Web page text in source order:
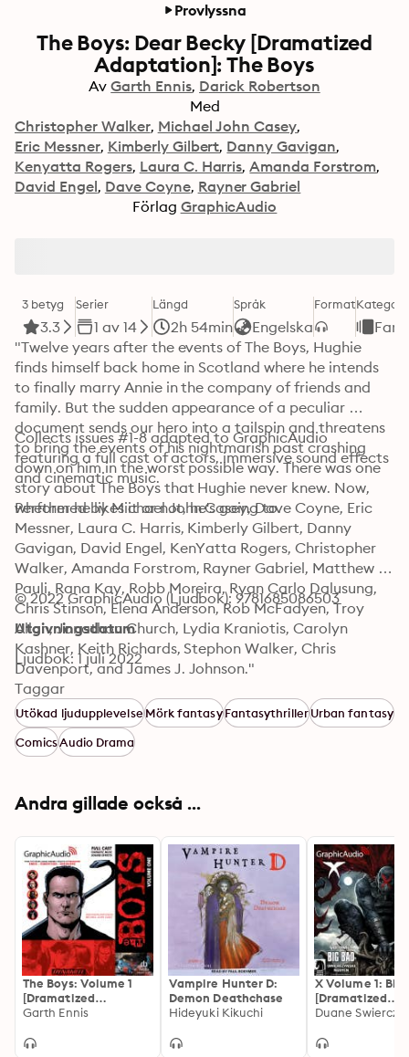
Provlyssna
The Boys: Dear Becky [Dramatized
Adaptation]: The Boys
Av Garth Ennis Darick Robertson
Med
Christopher Walker Michael John Casey
Eric Messner Kimberly Gilbert Danny Gavigan
Kenyatta Rogers Laura C. Harris Amanda Forstrom
David Engel Dave Coyne Rayner Gabriel
Förlag GraphicAudio
3 betyg
3.3
Serier
1 av 14
Längd
2h 54min
Språk
Engelska
FormatKategori
"Twelve years after the events of The Boys, Hughie
finds himself back home in Scotland where he intends
to finally marry Annie in the company of friends and
family. But the sudden appearance of a peculiar
document sends our hero into a tailspin and threatens
to bring the events of his nightmarish past crashing
down on him in the worst possible way. There was one
story about The Boys that Hughie never knew. Now,
whether he likes it or not, he's going to.
Collects issues #1-8 adapted to GraphicAudio
featuring a full cast of actors, immersive sound effects
and cinematic music.
Performed by Michael John Casey, Dave Coyne, Eric
Messner, Laura C. Harris, Kimberly Gilbert, Danny
Gavigan, David Engel, KenYatta Rogers, Christopher
Walker, Amanda Forstrom, Rayner Gabriel, Matthew
Pauli, Rana Kay, Robb Moreira, Ryan Carlo Dalusung,
Chris Stinson, Elena Anderson, Rob McFadyen, Troy
Allan, Jonathon Church, Lydia Kraniotis, Carolyn
Kashner, Keith Richards, Stephon Walker, Chris
Davenport, and James J. Johnson."
© 2022 GraphicAudio (Ljudbok): 9781685086503
Utgivningsdatum
Ljudbok: 1 juli 2022
Taggar
Utökad ljudupplevelseMörk fantasyFantasythrillerUrban fantasy
ComicsAudio Drama
Andra gillade också ...
The Boys: Volume 1
[Dramatized
Adaptation]
Garth Ennis
Vampire Hunter D:
Demon Deathchase
Hideyuki Kikuchi
X Volume 1: Big
[Dramatized
Adaptation]: